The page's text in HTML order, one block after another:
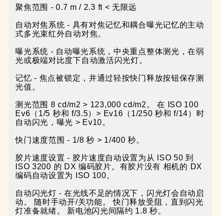
聚焦范围 - 0.7 m / 2.3 ft < 无限远
自动对焦系统 - 具有对焦记忆和耦合曝光记忆的主动
式多光束红外自动对焦。
曝光系统 - 自动曝光系统，中央重点整体测光，在弱
光或极端对比度下自动激活闪光灯。
记忆 - 焦点被锁定，并通过轻按快门释放按钮保存测
光值。
测光范围 8 cd/m2 > 123,000 cd/m2。 在 ISO 100
Ev6（1/5 秒和 f/3.5）> Ev16（1/250 秒和 f/14）时
自动闪光，曝光 > Ev10。
快门速度范围 - 1/8 秒 > 1/400 秒。
胶片速度设置 - 胶片速度自动设置为从 ISO 50 到
ISO 3200 的 DX 编码胶片。有胶片没有 相机的 DX
编码自动设置为 ISO 100。
自动闪光灯 - 在光线不足的情况下，闪光灯会自动启
动。 随时手动开/关功能。 快门释放受阻，直到闪光
灯准备就绪。 新电池闪光间隔约 1.8 秒。